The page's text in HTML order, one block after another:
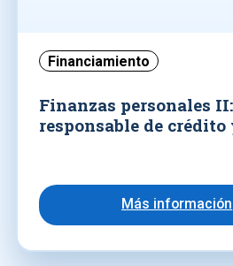
Financiamiento
Finanzas personales
responsable de crédito
Más información